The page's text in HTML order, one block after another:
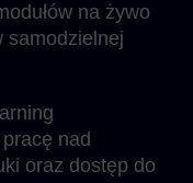
na żywo
samodzielnej
nad
oraz dostęp do